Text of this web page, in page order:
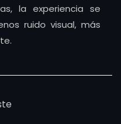
la experiencia se
ruido visual, más